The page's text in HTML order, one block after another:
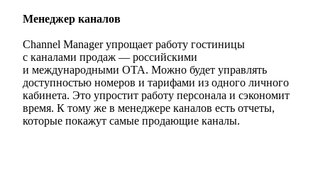
Менеджер каналов
Channel Manager упрощает работу гостиницы
с каналами продаж — российскими
и международными ОТА. Можно будет управлять
доступностью номеров и тарифами из одного личного
кабинета. Это упростит работу персонала и сэкономит
время. К тому же в менеджере каналов есть отчеты,
которые покажут самые продающие каналы.